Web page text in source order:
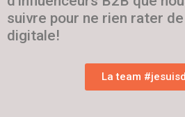
suivre pour ne rien rater de
digitale!
La team